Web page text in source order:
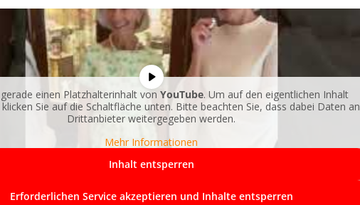
gerade einen Platzhalterinhalt vonYouTube. Um auf den eigentlichen Inhalt
Sie auf die Schaltfläche unten. Bitte beachten Sie, dass dabei Daten an
Drittanbieter weitergegeben werden.
Mehr Informationen
Inhalt entsperren
Erforderlichen Service akzeptieren und Inhalte entsperren